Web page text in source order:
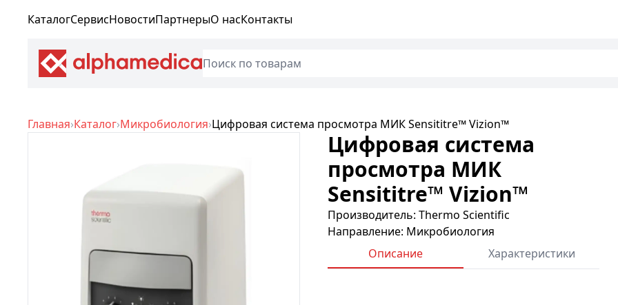
КаталогСервисНовостиПартнерыО насКонтакты
Главная›Каталог›Микробиология›Цифровая система просмотра МИК Sensititre™ Vizion™
Цифровая система
просмотра МИК
Sensititre™ Vizion™
Производитель: Thermo Scientific
Направление: Микробиология
Описание
Характеристики